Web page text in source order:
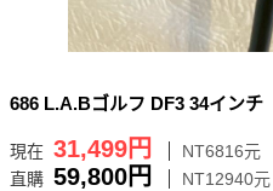
686 L.A.Bゴルフ DF3 34インチ
現在 31,499円
NT6816元
直購 59,800円 NT12940元